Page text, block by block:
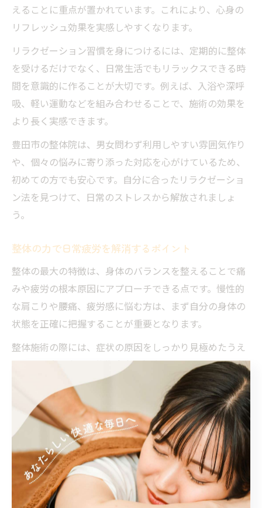
えることに重点が置かれています。これにより、心身の
リフレッシュ効果を実感しやすくなります。
リラクゼーション習慣を身につけるには、定期的に整体
を受けるだけでなく、日常生活でもリラックスできる時
間を意識的に作ることが大切です。例えば、入浴や深呼
吸、軽い運動などを組み合わせることで、施術の効果を
より長く実感できます。
豊田市の整体院は、男女問わず利用しやすい雰囲気作り
や、個々の悩みに寄り添った対応を心がけているため、
初めての方でも安心です。自分に合ったリラクゼーショ
ン法を見つけて、日常のストレスから解放されましょ
う。
整体の力で日常疲労を解消するポイント
整体の最大の特徴は、身体のバランスを整えることで痛
みや疲労の根本原因にアプローチできる点です。慢性的
な肩こりや腰痛、疲労感に悩む方は、まず自分の身体の
状態を正確に把握することが重要となります。
整体施術の際には、症状の原因をしっかり見極めたうえ
で、その方に合った施術内容を提案してもらうことが大
切です。例えば、柔軟性を高めるストレッチや、姿勢改
善のためのアドバイスなども施術に含まれることが多い
です。施術後は、無理をせず安静に過ごすことで、回復
が促進されます。
日常疲労を解消するためには、整体を定期的に利用する
ことに加え、生活リズムの見直しやストレス管理も重要
です。豊田市で整体を活用し、自分に合ったケア方法を